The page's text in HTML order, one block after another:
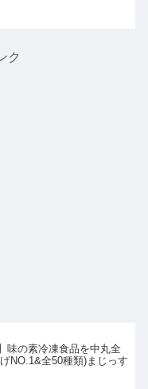
ク
味の素冷凍食品を中丸全
NO.1&全50種類)まじっす